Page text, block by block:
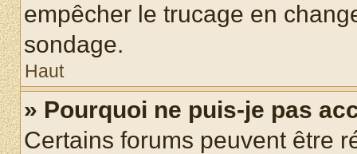
empêcher le trucage en
sondage.
Haut
» Pourquoi ne puis-je pas
Certains forums peuvent être